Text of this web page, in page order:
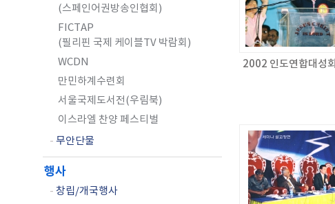
(스페인어권방송인협회)
FICTAP
(필리핀 국제 케이블TV 박람회)
WCDN
만민하계수련회
서울국제도서전(우림북)
이스라엘 찬양 페스티벌
- 무안단물
행사
- 창립/개국행사
2002 인도연합대성회